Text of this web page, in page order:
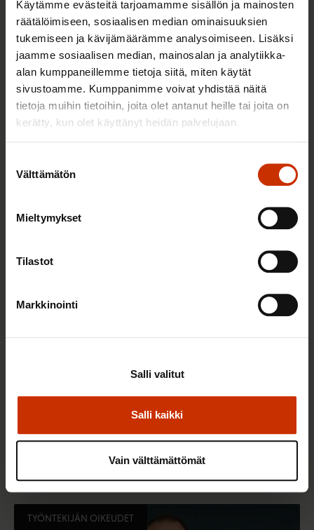
Käytämme evästeitä tarjoamamme sisällön ja mainosten
räätälöimiseen, sosiaalisen median ominaisuuksien
tukemiseen ja kävijämäärämme analysoimiseen. Lisäksi
jaamme sosiaalisen median, mainosalan ja analytiikka-
alan kumppaneillemme tietoja siitä, miten käytät
sivustoamme. Kumppanimme voivat yhdistää näitä
tietoja muihin tietoihin, joita olet antanut heille tai joita on
kerätty, kun olet käyttänyt heidän palvelujaan.
valinta
Välttämätön
Mieltymykset
Tilastot
Markkinointi
Salli kaikki
Salli valitut
Vain välttämättömät
Investoikaa ihmisiin!
TYÖNTEKIJÄN OIKEUDET
Suomalainen duunari joustaa ilman
TYÖNTEKIJÄN OIKEUDET